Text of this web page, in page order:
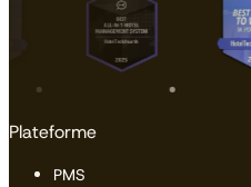
Plateforme
PMS